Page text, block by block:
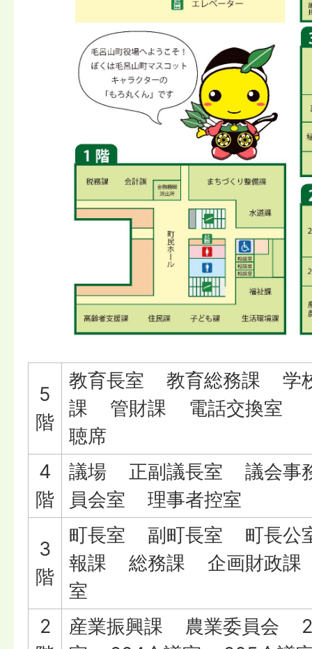
5
階
教育長室 教育総務課 学
課 管財課 電話交換室
聴席
4
階
議場 正副議長室 議会
員会室 理事者控室
3
階
町長室 副町長室 町長
報課 総務課 企画財政
室
2
産業振興課 農業委員会